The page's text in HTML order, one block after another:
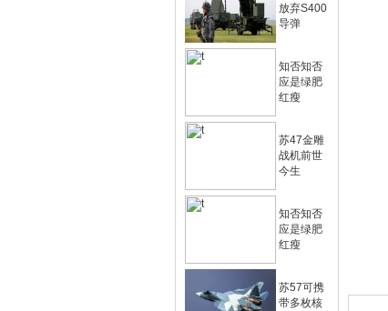
放弃S400
导弹
知否知否
应是绿肥
红瘦
苏47金雕
战机前世
今生
知否知否
应是绿肥
红瘦
苏57可携
带多枚核